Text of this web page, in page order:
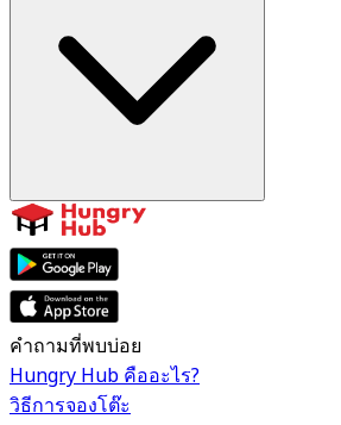
คำถามที่พบบ่อย
Hungry Hub คืออะไร?
วิธีการจองโต๊ะ